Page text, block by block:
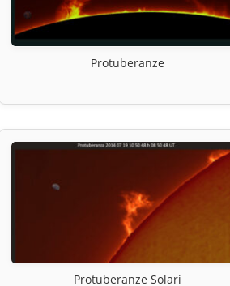
Protuberanze
Protuberanze Solari